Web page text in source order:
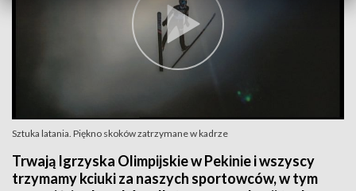
Sztuka latania. Piękno skoków zatrzymane w kadrze
Trwają Igrzyska Olimpijskie w Pekinie i wszyscy
trzymamy kciuki za naszych sportowców, w tym